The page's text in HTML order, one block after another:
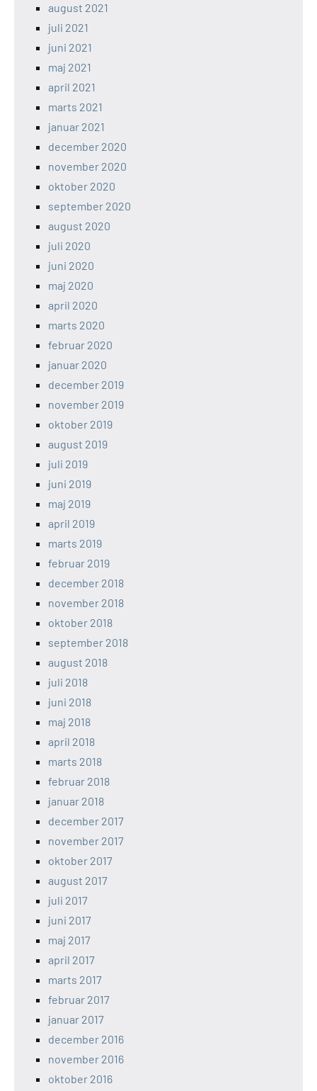
august 2021
juli 2021
juni 2021
maj 2021
april 2021
marts 2021
januar 2021
december 2020
november 2020
oktober 2020
september 2020
august 2020
juli 2020
juni 2020
maj 2020
april 2020
marts 2020
februar 2020
januar 2020
december 2019
november 2019
oktober 2019
august 2019
juli 2019
juni 2019
maj 2019
april 2019
marts 2019
februar 2019
december 2018
november 2018
oktober 2018
september 2018
august 2018
juli 2018
juni 2018
maj 2018
april 2018
marts 2018
februar 2018
januar 2018
december 2017
november 2017
oktober 2017
august 2017
juli 2017
juni 2017
maj 2017
april 2017
marts 2017
februar 2017
januar 2017
december 2016
november 2016
oktober 2016